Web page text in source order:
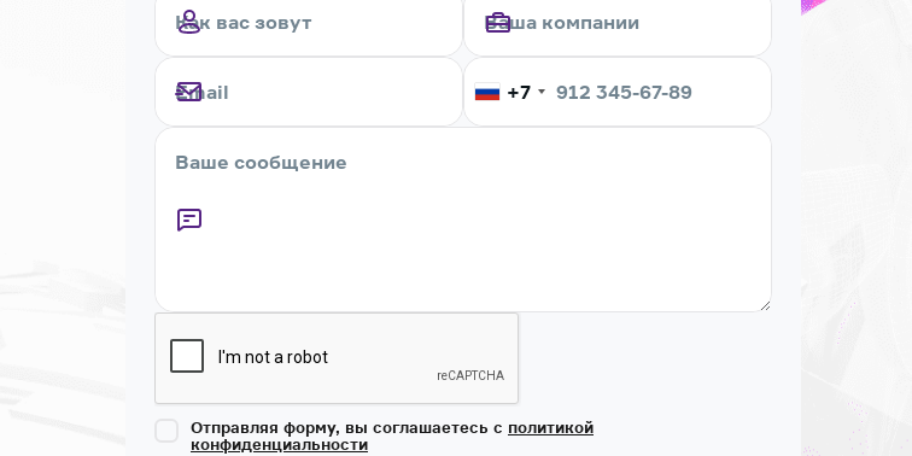
+7
Отправляя форму, вы соглашаетесь с политикой
конфиденциальности